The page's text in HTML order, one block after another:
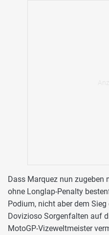
Dass Marquez nun zugeben
ohne Longlap-Penalty
Podium, nicht aber dem
Dovizioso Sorgenfalten auf
MotoGP-Vizeweltmeister